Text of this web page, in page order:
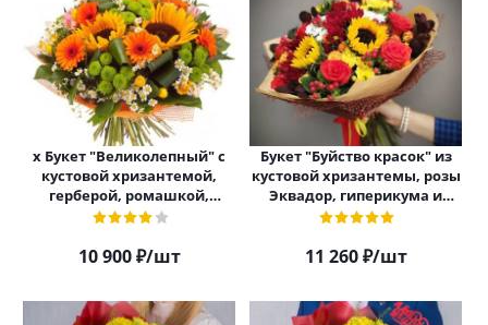
х Букет "Великолепный" с
кустовой хризантемой,
герберой, ромашкой,
альстромерией и
10 900₽/шт
Букет "Буйство красок" из
кустовой хризантемы, розы
Эквадор, гиперикума и
подсолнуха арт. 5531
11 260₽/шт